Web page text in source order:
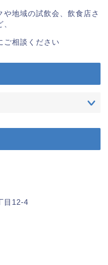
地域の試飲会、飲食店さ
ご相談ください
目12-4